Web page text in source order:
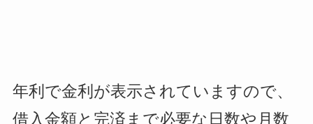
年利で金利が表示されていますので、
借入金額と完済まで必要な日数や月数